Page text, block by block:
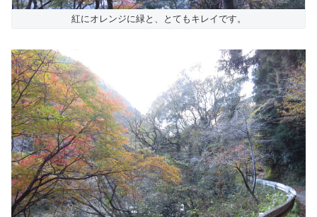
紅にオレンジに緑と、とてもキレイです。